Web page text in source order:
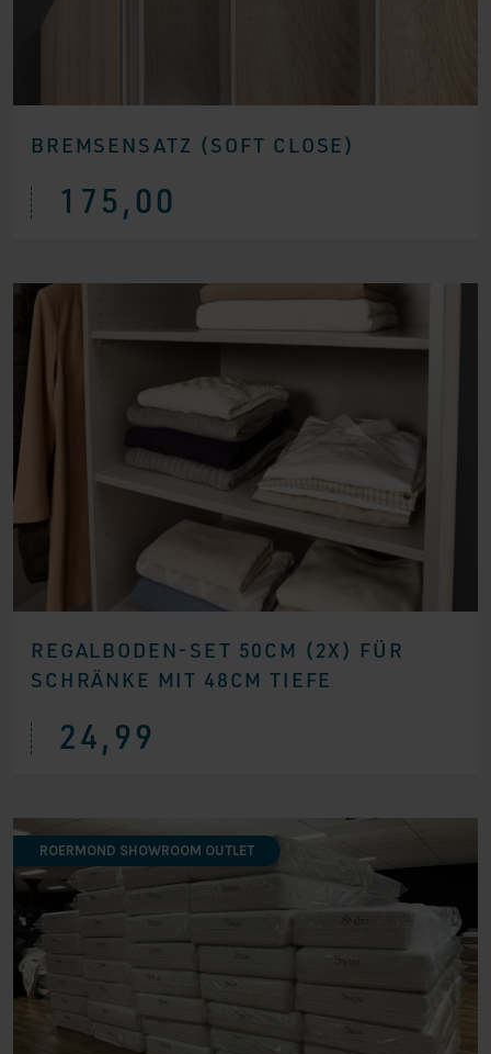
BREMSENSATZ (SOFT CLOSE)
175,00
REGALBODEN-SET 50CM (2X) FÜR
SCHRÄNKE MIT 48CM TIEFE
24,99
ROERMOND SHOWROOM OUTLET